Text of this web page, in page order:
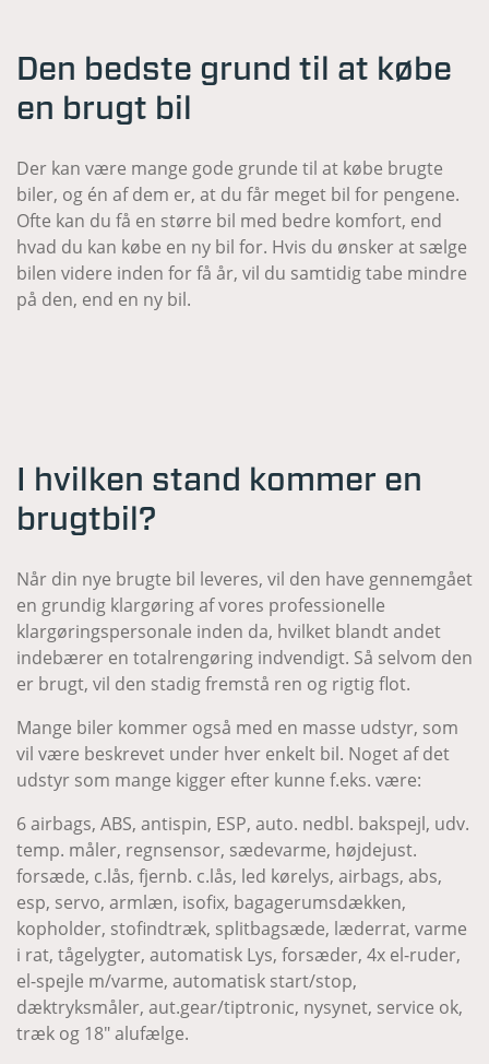
Den bedste grund til at købe
en brugt bil
Der kan være mange gode grunde til at købe brugte
biler, og én af dem er, at du får meget bil for pengene.
Ofte kan du få en større bil med bedre komfort, end
hvad du kan købe en ny bil for. Hvis du ønsker at sælge
bilen videre inden for få år, vil du samtidig tabe mindre
på den, end en ny bil.
I hvilken stand kommer en
brugtbil?
Når din nye brugte bil leveres, vil den have gennemgået
en grundig klargøring af vores professionelle
klargøringspersonale inden da, hvilket blandt andet
indebærer en totalrengøring indvendigt. Så selvom den
er brugt, vil den stadig fremstå ren og rigtig flot.
Mange biler kommer også med en masse udstyr, som
vil være beskrevet under hver enkelt bil. Noget af det
udstyr som mange kigger efter kunne f.eks. være:
6 airbags, ABS, antispin, ESP, auto. nedbl. bakspejl, udv.
temp. måler, regnsensor, sædevarme, højdejust.
forsæde, c.lås, fjernb. c.lås, led kørelys, airbags, abs,
esp, servo, armlæn, isofix, bagagerumsdækken,
kopholder, stofindtræk, splitbagsæde, læderrat, varme
i rat, tågelygter, automatisk Lys, forsæder, 4x el-ruder,
el-spejle m/varme, automatisk start/stop,
dæktryksmåler, aut.gear/tiptronic, nysynet, service ok,
træk og 18" alufælge.